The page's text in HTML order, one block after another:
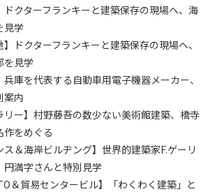
クターフランキーと建築保存の現場へ、海
見学
ドクターフランキーと建築保存の現場へ、
を見学
庫を代表する自動車用電子機器メーカー、
案内
ー】村野藤吾の数少ない美術館建築、橋寺
をめぐる
＆海岸ビルヂング】世界的建築家F.ゲーリ
満字さんと特別見学
＆貿易センタービル】「わくわく建築」と